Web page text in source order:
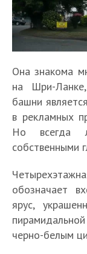
Она знакома
на Шри-
башни
в рекламных
Но всегда
собственными
обозначает
ярус,
черно-белым